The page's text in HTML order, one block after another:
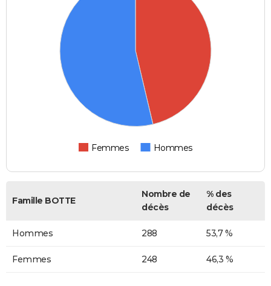
Femmes Hommes
Famille BOTTE
Nombre de
décès
% des
décès
Hommes 288 53,7 %
Femmes 248 46,3 %